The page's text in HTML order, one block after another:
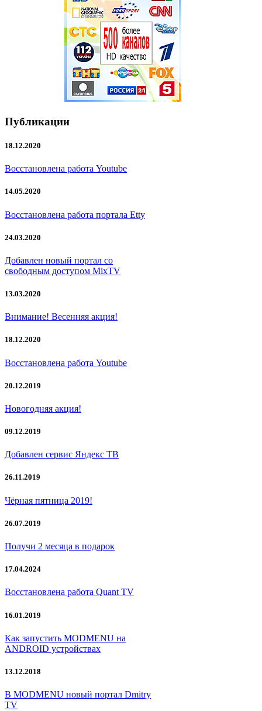
Публикации
18.12.2020
Восстановлена работа Youtube
14.05.2020
Восстановлена работа портала Etty
24.03.2020
Добавлен новый портал со
свободным доступом MixTV
13.03.2020
Внимание! Весенняя акция!
18.12.2020
Восстановлена работа Youtube
20.12.2019
Новогодняя акция!
09.12.2019
Добавлен сервис Яндекс ТВ
26.11.2019
Чёрная пятница 2019!
26.07.2019
Получи 2 месяца в подарок
17.04.2024
Восстановлена работа Quant TV
16.01.2019
Как запустить MODMENU на
ANDROID устройствах
13.12.2018
В MODMENU новый портал Dmitry
TV